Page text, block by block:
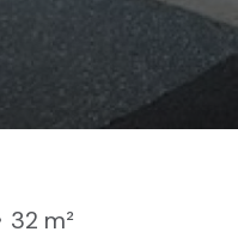
32 m²